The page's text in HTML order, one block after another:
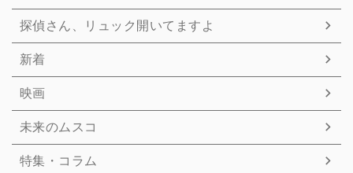
探偵さん、リュック開いてますよ
新着
映画
未来のムスコ
特集・コラム